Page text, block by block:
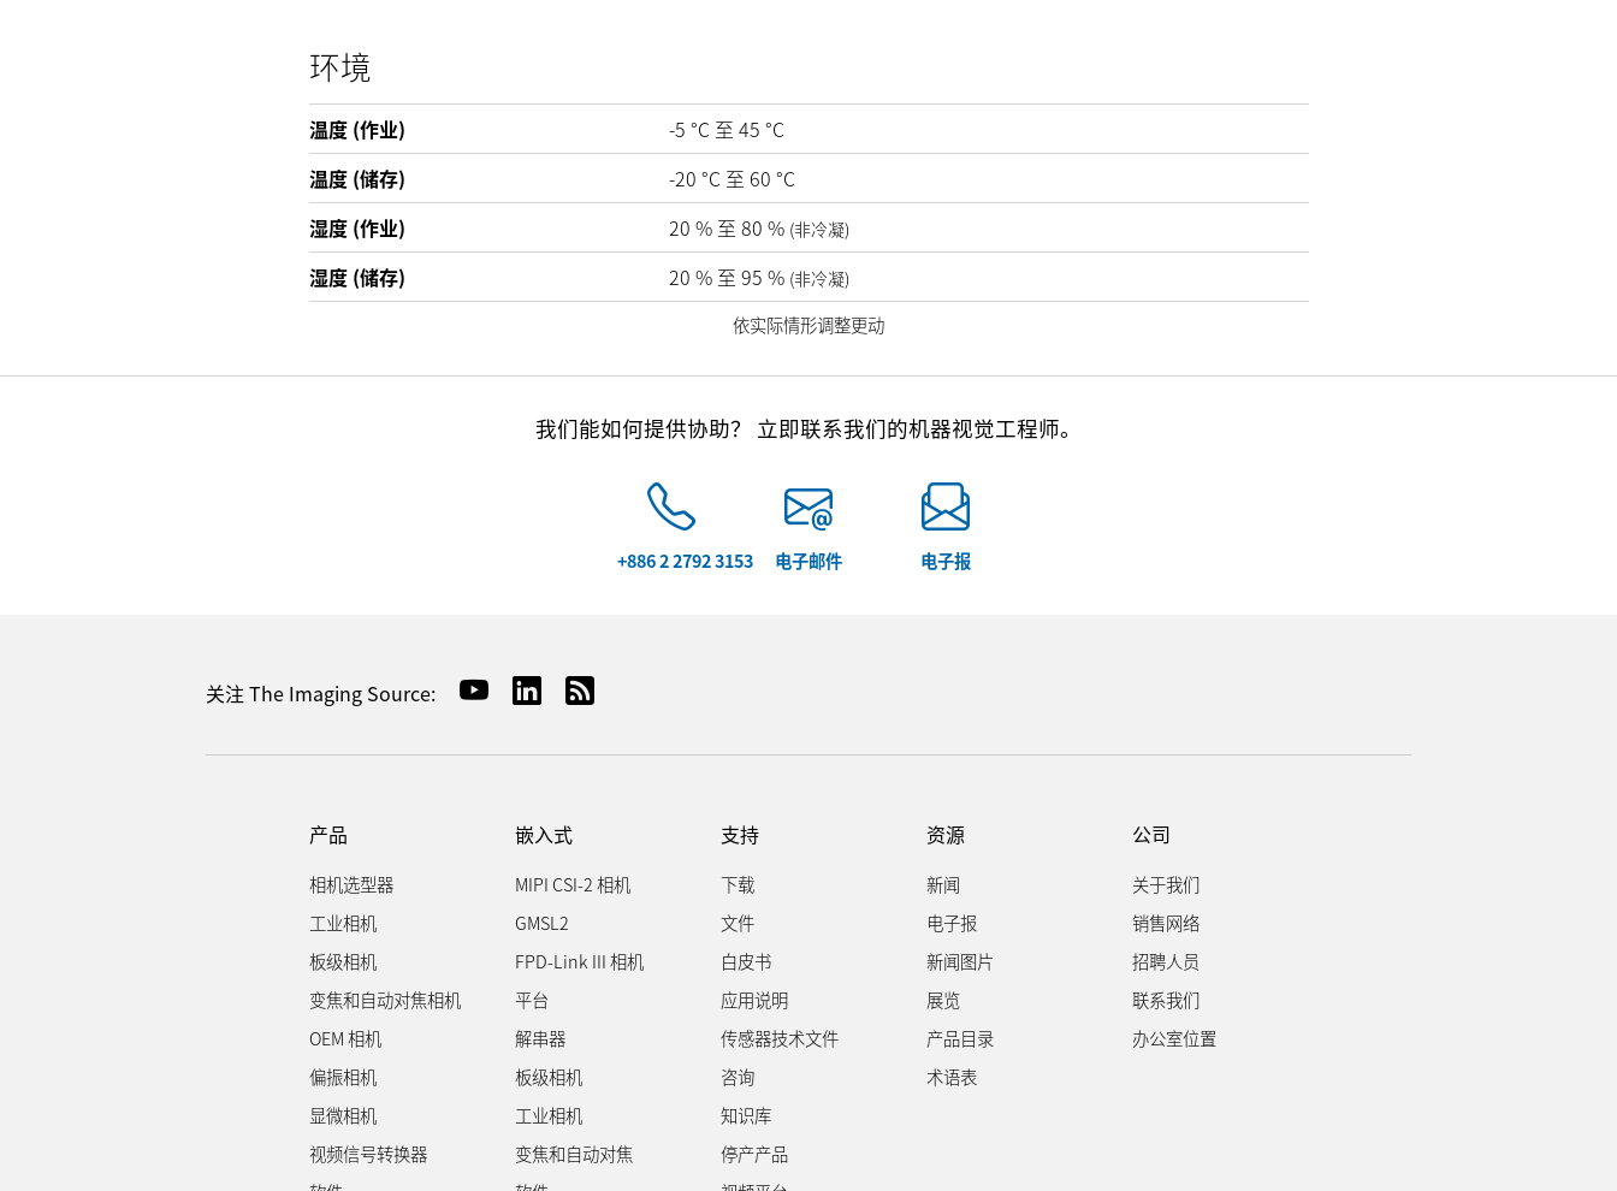
环境
温度 (作业) -5 °C至 45 °C
温度 (储存)
-20 °C至 60 °C
湿度 (作业)
20 %至 80 % (非冷凝)
湿度 (储存) 20 %至 95 % (非冷凝)
依实际情形调整更动
我们能如何提供协助？ 立即联系我们的机器视觉工程师。
+886 2 2792 3153 电子邮件 电子报
关注 The Imaging Source:
产品
相机选型器
工业相机
板级相机
变焦和自动对焦相机
OEM 相机
偏振相机
显微相机
视频信号转换器
嵌入式
MIPI CSI-2 相机
GMSL2
FPD-Link III 相机
平台
解串器
板级相机
工业相机
变焦和自动对焦
支持
下载
文件
白皮书
应用说明
传感器技术文件
咨询
知识库
停产产品
资源
新闻
电子报
新闻图片
展览
产品目录
术语表
公司
关于我们
销售网络
招聘人员
联系我们
办公室位置